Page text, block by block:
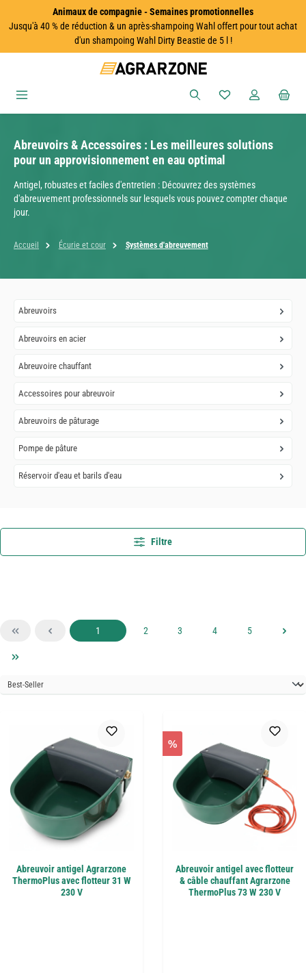
Passer au contenu principalAnimaux de compagnie - Semaines promotionnelles
Jusqu'à 40 % de réduction & un après-shampoing Wahl offert pour tout achat
d'un shampoing Wahl Dirty Beastie de 5 l !
Vous avez 0
Abreuvoirs & Accessoires : Les meilleures solutions
pour un approvisionnement en eau optimal
Antigel, robustes et faciles d'entretien : Découvrez des systèmes
d'abreuvement professionnels sur lesquels vous pouvez compter chaque
jour.
Accueil Écurie et cour Systèmes d'abreuvement
Abreuvoirs
Abreuvoirs en acier
Abreuvoire chauffant
Accessoires pour abreuvoir
Abreuvoirs de pâturage
Pompe de pâture
Réservoir d'eau et barils d'eau
Filtre
Page
1 Page
2 Page
3 Page
4 Page
5
Abreuvoir antigel Agrarzone
ThermoPlus avec flotteur 31 W
230 V
%
Abreuvoir antigel avec flotteur
& câble chauffant Agrarzone
ThermoPlus 73 W 230 V